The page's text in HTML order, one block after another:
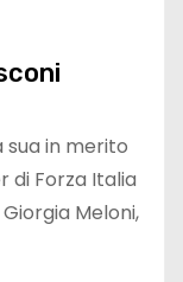
sua in merito
di Forza Italia
Meloni,